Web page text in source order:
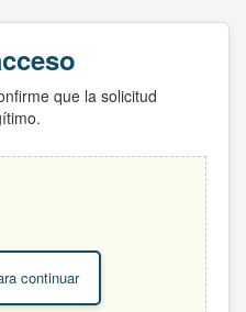
que la solicitud
continuar